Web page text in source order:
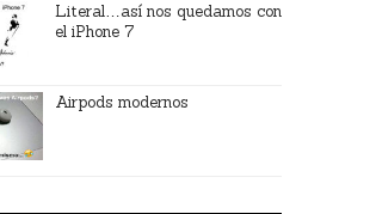
Literal…así nos quedamos con
el iPhone 7
Airpods modernos